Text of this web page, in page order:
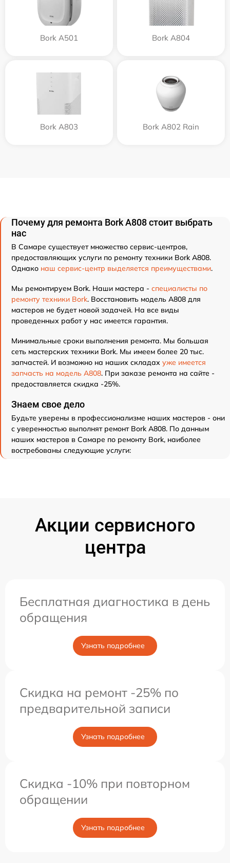
Bork A501 Bork A804
Bork A803 Bork A802 Rain
Почему для ремонта Bork А808 стоит выбрать
нас
В Самаре существует множество сервис-центров,
предоставляющих услуги по ремонту техники Bork А808.
Однако наш сервис-центр выделяется преимуществами.
Мы ремонтируем Bork. Наши мастера - специалисты по
ремонту техники Bork. Восстановить модель А808 для
мастеров не будет новой задачей. На все виды
проведенных работ у нас имеется гарантия.
Минимальные сроки выполнения ремонта. Мы большая
сеть мастерских техники Bork. Мы имеем более 20 тыс.
запчастей. И возможно на наших складах уже имеется
запчасть на модель А808. При заказе ремонта на сайте -
предоставляется скидка -25%.
Знаем свое дело
Будьте уверены в профессионализме наших мастеров - они
с уверенностью выполнят ремонт Bork А808. По данным
наших мастеров в Самаре по ремонту Bork, наиболее
востребованы следующие услуги:
Акции сервисного
центра
Бесплатная диагностика в день
обращения
Узнать подробнее
Скидка на ремонт -25% по
предварительной записи
Узнать подробнее
Скидка -10% при повторном
обращении
Узнать подробнее